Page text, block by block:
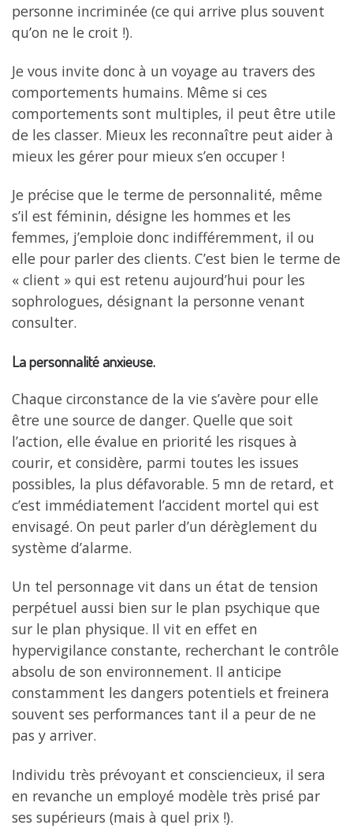
personne incriminée (ce qui arrive plus souvent
qu’on ne le croit !).
Je vous invite donc à un voyage au travers des
comportements humains. Même si ces
comportements sont multiples, il peut être utile
de les classer. Mieux les reconnaître peut aider à
mieux les gérer pour mieux s’en occuper !
Je précise que le terme de personnalité, même
s’il est féminin, désigne les hommes et les
femmes, j’emploie donc indifféremment, il ou
elle pour parler des clients. C’est bien le terme de
« client » qui est retenu aujourd’hui pour les
sophrologues, désignant la personne venant
consulter.
La personnalité anxieuse.
Chaque circonstance de la vie s’avère pour elle
être une source de danger. Quelle que soit
l’action, elle évalue en priorité les risques à
courir, et considère, parmi toutes les issues
possibles, la plus défavorable. 5 mn de retard, et
c’est immédiatement l’accident mortel qui est
envisagé. On peut parler d’un dérèglement du
système d’alarme.
Un tel personnage vit dans un état de tension
perpétuel aussi bien sur le plan psychique que
sur le plan physique. Il vit en effet en
hypervigilance constante, recherchant le contrôle
absolu de son environnement. Il anticipe
constamment les dangers potentiels et freinera
souvent ses performances tant il a peur de ne
pas y arriver.
Individu très prévoyant et consciencieux, il sera
en revanche un employé modèle très prisé par
ses supérieurs (mais à quel prix !).